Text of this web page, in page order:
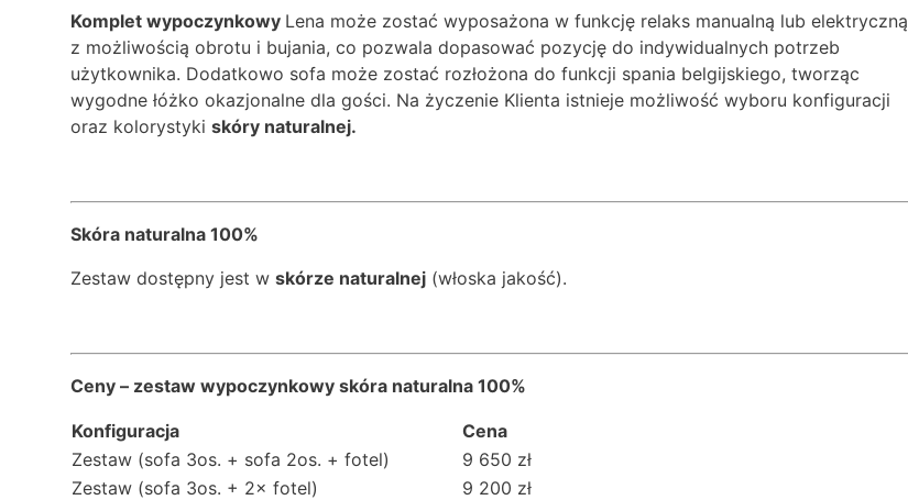
Komplet wypoczynkowy Lena może zostać wyposażona w funkcję relaks manualną lub elektryczną
z możliwością obrotu i bujania, co pozwala dopasować pozycję do indywidualnych potrzeb
użytkownika. Dodatkowo sofa może zostać rozłożona do funkcji spania belgijskiego, tworząc
wygodne łóżko okazjonalne dla gości. Na życzenie Klienta istnieje możliwość wyboru konfiguracji
oraz kolorystyki skóry naturalnej.
Skóra naturalna 100%
Zestaw dostępny jest w skórze naturalnej (włoska jakość).
Ceny – zestaw wypoczynkowy skóra naturalna 100%
Konfiguracja
Cena
Zestaw (sofa 3os. + sofa 2os. + fotel)
9 650 zł
Zestaw (sofa 3os. + 2× fotel)
9 200 zł